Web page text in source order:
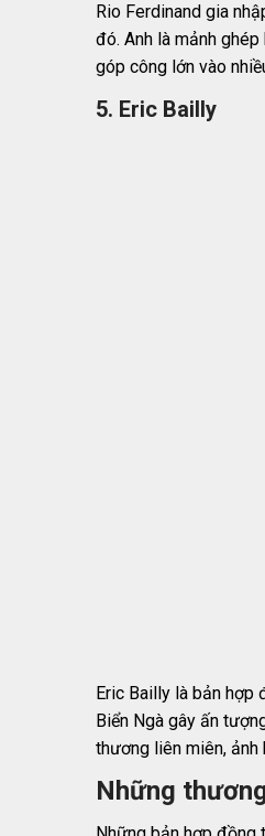
Rio Ferdinand gia
đó. Anh là mảnh
góp công lớn vào
5. Eric Bailly
Eric Bailly là bản hợp
Biển Ngà gây ấn
thương liên miên, ảnh
Những